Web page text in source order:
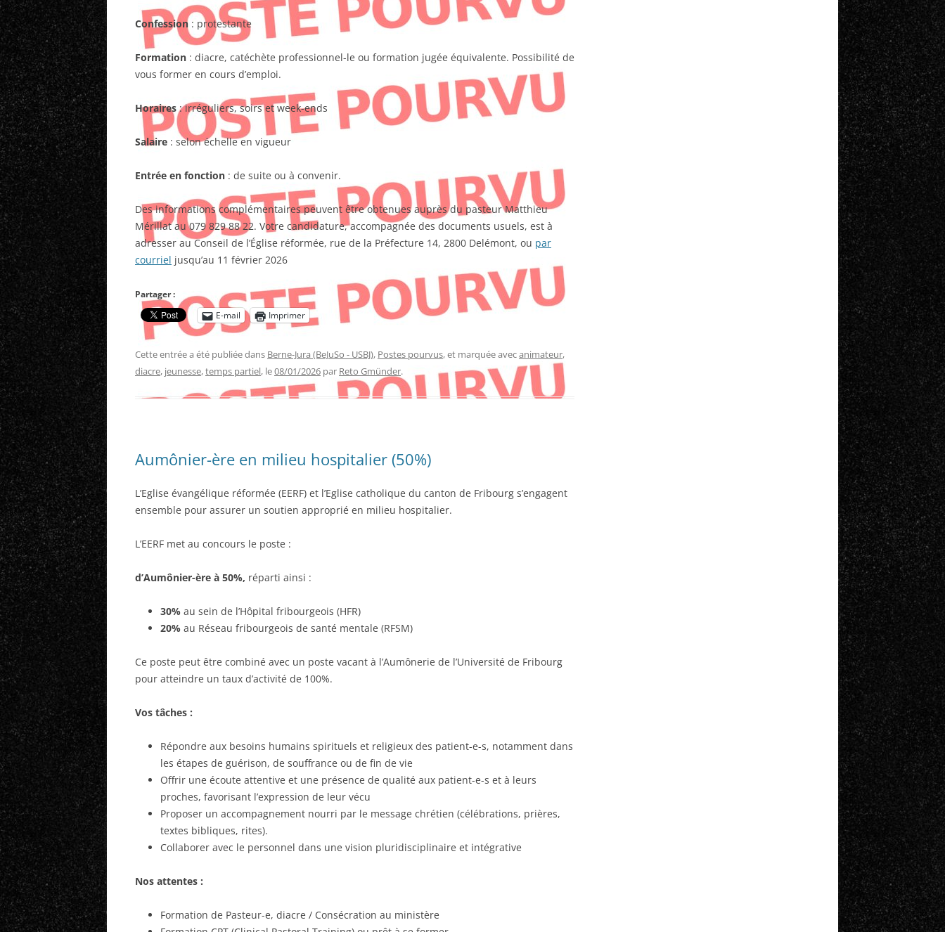
Confession : protestante
Formation : diacre, catéchète professionnel-le ou formation jugée équivalente. Possibilité de
vous former en cours d’emploi.
Horaires: irréguliers, soirs et week-ends
Salaire : selon échelle en vigueur
Entrée en fonction : de suite ou à convenir.
Des informations complémentaires peuvent être obtenues auprès du pasteur Matthieu
Mérillat au 079 829 88 22. Votre candidature, accompagnée des documents usuels, est à
adresser au Conseil de l’Église réformée, rue de la Préfecture 14, 2800 Delémont, ou par
courriel jusqu’au 11 février 2026
Partager :
E-mail
Imprimer
Cette entrée a été publiée dans Berne-Jura (BeJuSo - USBJ), Postes pourvus, et marquée avecanimateur,
diacre, jeunesse,temps partiel, le08/01/2026 par Reto Gmünder.
Aumônier-ère en milieu hospitalier (50%)
L’Eglise évangélique réformée (EERF) et l’Eglise catholique du canton de Fribourg s’engagent
ensemble pour assurer un soutien approprié en milieu hospitalier.
L’EERF met au concours le poste :
d’Aumônier-ère à 50%, réparti ainsi :
30% au sein de l’Hôpital fribourgeois (HFR)
20% au Réseau fribourgeois de santé mentale (RFSM)
Ce poste peut être combiné avec un poste vacant à l’Aumônerie de l’Université de Fribourg
pour atteindre un taux d’activité de 100%.
Vos tâches :
Répondre aux besoins humains spirituels et religieux des patient-e-s, notamment dans
les étapes de guérison, de souffrance ou de fin de vie
Offrir une écoute attentive et une présence de qualité aux patient-e-s et à leurs
proches, favorisant l’expression de leur vécu
Proposer un accompagnement nourri par le message chrétien (célébrations, prières,
textes bibliques, rites).
Collaborer avec le personnel dans une vision pluridisciplinaire et intégrative
Nos attentes :
Formation de Pasteur-e, diacre / Consécration au ministère